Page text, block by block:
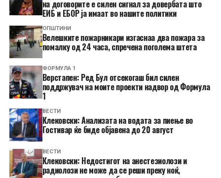
на договорите е силен сигнал за довербата што
ЕИБ и ЕБОР ја имаат во нашите политики
ОПШТИНИ
Велешките пожарникари изгаснаа два пожара за
помалку од 24 часа, спречена поголема штета
ФОРМУЛА 1
Верстапен: Ред Бул отсекогаш бил силен
поддржувач на моите проекти надвор од Формула
1
ВЕСТИ
Клековски: Анализата на водата за пиење во
Гостивар ќе биде објавена до 20 август
ВЕСТИ
Клековски: Недостигот на анестезиолози и
радиолози не може да се реши преку ноќ,